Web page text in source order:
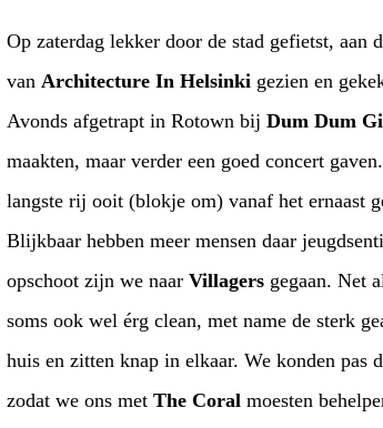
Op zaterdag lekker door de stad gefietst, aan
van Architecture In Helsinki gezien en
Avonds afgetrapt in Rotown bij Dum Dum
maakten, maar verder een goed concert gaven. Helaas speelden ze niet zoals in Vera The Smiths. Daarna de
langste rij ooit
Blijkbaar hebben meer mensen daar jeugdsentimenten bij. Omdat die rij tijdens onze
opschoot zijn we naar Villagers gegaan. Net als in Vera
soms ook wel érg clean, met name de sterk gearticuleerde zang van Conor O’Brien. De liedjes staan echter als een
huis en zitten knap in elkaar. We konden pas de schouwburg weer in toen
zodat we ons met The Coral moesten behelpen.